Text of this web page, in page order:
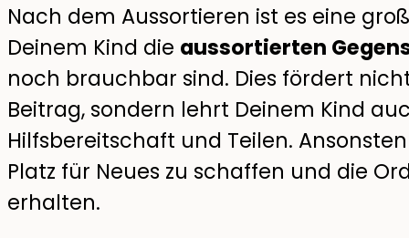
Nach dem Aussortieren ist es eine
Deinem Kind die aussortierten
noch brauchbar sind. Dies fördert
Beitrag, sondern lehrt Deinem Kind
Hilfsbereitschaft und Teilen.
Platz für Neues zu schaffen und die
erhalten.